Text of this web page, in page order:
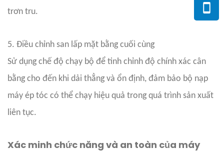
trơn tru.
5. Điều chỉnh san lấp mặt bằng cuối cùng
Sử dụng chế độ chạy bộ để tinh chỉnh độ chính xác cân
bằng cho đến khi dải thẳng và ổn định, đảm bảo bộ nạp
máy ép tóc có thể chạy hiệu quả trong quá trình sản xuất
liên tục.
Xác minh chức năng và an toàn của máy